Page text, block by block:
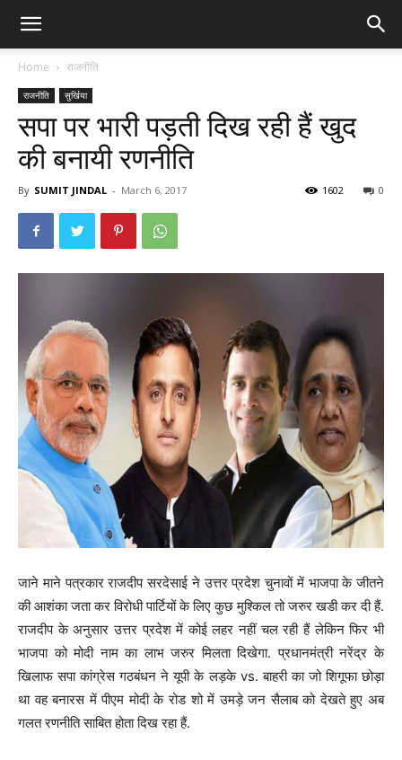
Home राजनीति
राजनीति सुर्खिया
सपा पर भारी पड़ती दिख रही हैं खुद
की बनायी रणनीति
By SUMIT JINDAL - March 6, 2017 0
1602
जाने माने पत्रकार राजदीप सरदेसाई ने उत्तर प्रदेश चुनावों में भाजपा के जीतने
की आशंका जता कर विरोधी पार्टियों के लिए कुछ मुश्किल तो जरुर खडी कर दी हैं.
राजदीप के अनुसार उत्तर प्रदेश में कोई लहर नहीं चल रही हैं लेकिन फिर भी
भाजपा को मोदी नाम का लाभ जरुर मिलता दिखेगा. प्रधानमंत्री नरेंद्र के
खिलाफ सपा कांग्रेस गठबंधन ने यूपी के लड़के vs. बाहरी का जो शिगूफा छोड़ा
था वह बनारस में पीएम मोदी के रोड शो में उमड़े जन सैलाब को देखते हुए अब
गलत रणनीति साबित होता दिख रहा हैं.